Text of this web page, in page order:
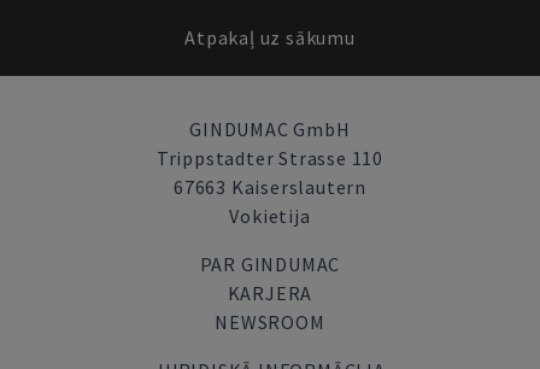
Atpakaļ uz sākumu
GINDUMAC GmbH
Trippstadter Strasse 110
67663 Kaiserslautern
Vokietija
PAR GINDUMAC
KARJERA
NEWSROOM